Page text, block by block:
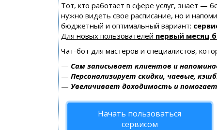
Тот, кто работает в сфере услуг, знает —
нужно видеть свое расписание, но и
бюджетный и оптимальный вариант:
Для новых пользователей первый месяц
Чат-бот для мастеров и специалистов,
— Сам записывает клиентов и
— Персонализирует скидки, чаевые,
— Увеличивает доходимость и
Начать пользоваться
сервисом